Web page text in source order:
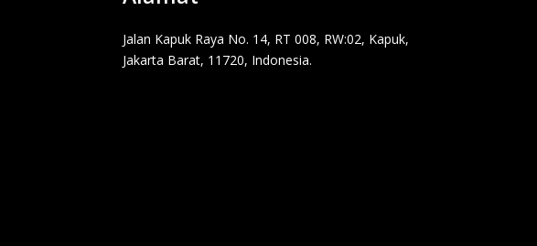
Jalan Kapuk Raya No. 14, RT 008, RW:02, Kapuk,
Jakarta Barat, 11720, Indonesia.